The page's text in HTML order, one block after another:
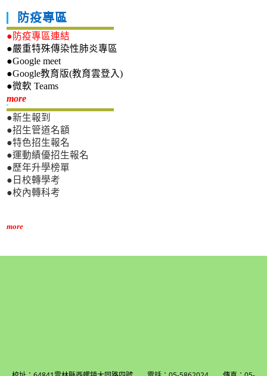
防疫專區
●防疫專區連結
●嚴重特殊傳染性肺炎專區
●Google meet
●Google教育版(教育雲登入)
●微軟 Teams
more新生專區
●新生報到
●招生管道名額
●特色招生報名
●運動績優招生報名
●歷年升學榜單
●日校轉學考
●校內轉科考
more